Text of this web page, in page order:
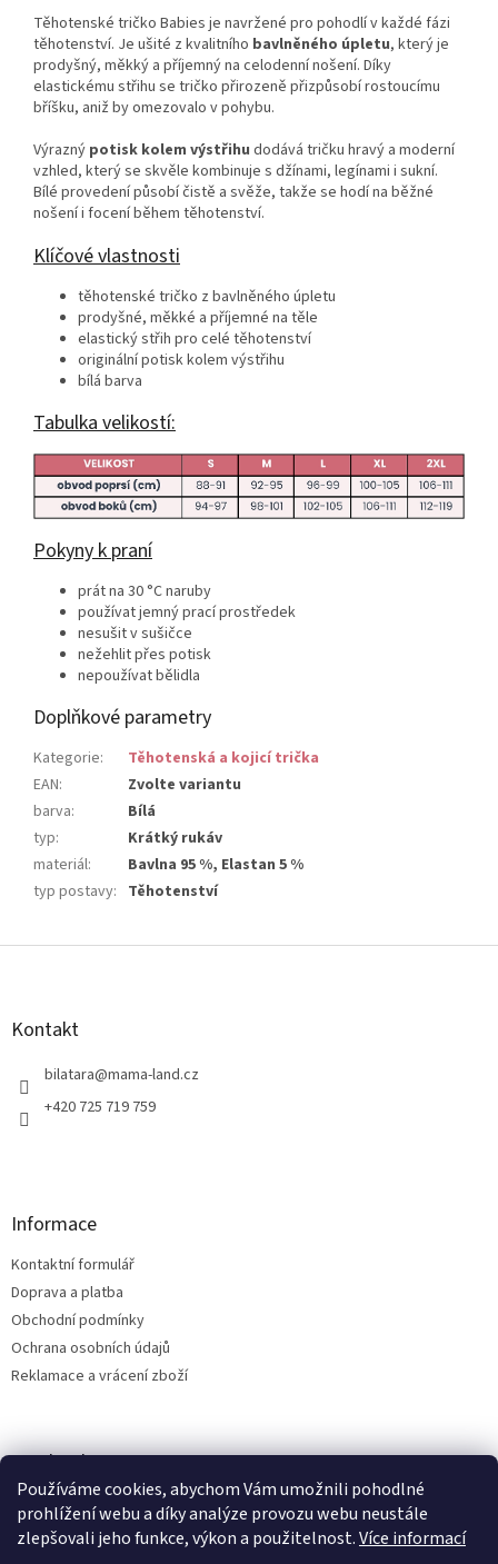
Používáme cookies, abychom Vám umožnili pohodlné
prohlížení webu a díky analýze provozu webu neustále
zlepšovali jeho funkce, výkon a použitelnost.Více informací
Těhotenské tričko Babies je navržené pro pohodlí v každé fázi
těhotenství. Je ušité z kvalitního bavlněného úpletu, který je
prodyšný, měkký a příjemný na celodenní nošení. Díky
elastickému střihu se tričko přirozeně přizpůsobí rostoucímu
bříšku, aniž by omezovalo v pohybu.
Výrazný potisk kolem výstřihu dodává tričku hravý a moderní
vzhled, který se skvěle kombinuje s džínami, legínami i sukní.
Bílé provedení působí čistě a svěže, takže se hodí na běžné
nošení i focení během těhotenství.
Klíčové vlastnosti
těhotenské tričko z bavlněného úpletu
prodyšné, měkké a příjemné na těle
elastický střih pro celé těhotenství
originální potisk kolem výstřihu
bílá barva
Tabulka velikostí:
Pokyny k praní
prát na 30 °C naruby
používat jemný prací prostředek
nesušit v sušičce
nežehlit přes potisk
nepoužívat bělidla
Doplňkové parametry
Kategorie:
Těhotenská a kojicí trička
EAN:
Zvolte variantu
barva:
Bílá
typ:
Krátký rukáv
materiál:
Bavlna 95 %, Elastan 5 %
typ postavy: Těhotenství
Z
Kontakt
bilatara@mama-land.cz
+420 725 719 759
Informace
Kontaktní formulář
Doprava a platba
Obchodní podmínky
Ochrana osobních údajů
Reklamace a vrácení zboží
Facebook